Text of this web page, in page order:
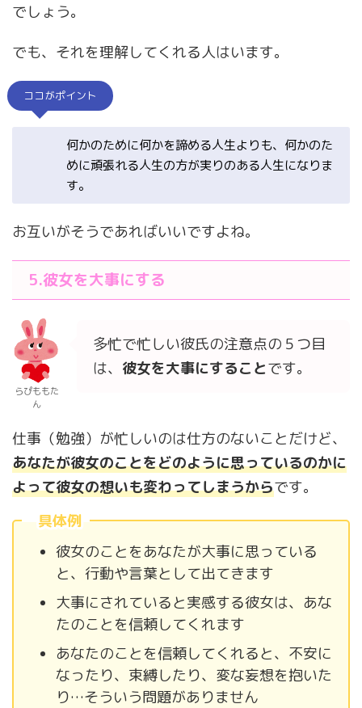
でしょう。
でも、それを理解してくれる人はいます。
ココがポイント
何かのために何かを諦める人生よりも、何かのた
めに頑張れる人生の方が実りのある人生になりま
す。
お互いがそうであればいいですよね。
5.彼女を大事にする
らぴももた
ん
多忙で忙しい彼氏の注意点の５つ目
は、 彼女を大事にするこ とです。
仕事（勉強）が忙しいのは仕方のないことだけど、
あなたが彼女のことをどのように思っているのかに
よって彼女の想いも変わってしまうからです。
具体例
彼女のことをあなたが大事に思っている
と、行動や言葉として出てきます
大事にされていると実感する彼女は、あな
たのことを信頼してくれます
あなたのことを信頼してくれると、不安に
なったり、束縛したり、変な妄想を抱いた
り…そういう問題がありません